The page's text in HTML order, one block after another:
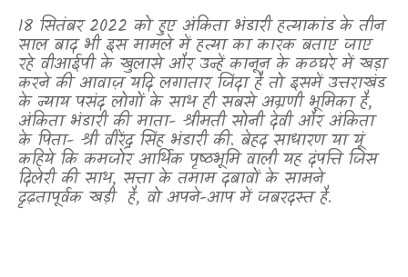
18 सितंबर 2022 को हुए अंकिता भंडारी हत्याकांड के तीन
साल बाद भी इस मामले में हत्या का कारक बताए जाए
रहे वीआईपी के खुलासे और उन्हें कानून के कठघरे में खड़ा
करने की आवाज़ यदि लगातार जिंदा है तो इसमें उत्तराखंड
के न्याय पसंद लोगों के साथ ही सबसे अग्रणी भूमिका है,
अंकिता भंडारी की माता- श्रीमती सोनी देवी और अंकिता
के पिता- श्री वीरेंद्र सिंह भंडारी की. बेहद साधारण या यूं
कहिये कि कमजोर आर्थिक पृष्ठभूमि वाली यह दंपत्ति जिस
दिलेरी की साथ, सत्ता के तमाम दबावों के सामने
दृढ़तापूर्वक खड़ी है, वो अपने-आप में जबरदस्त है.